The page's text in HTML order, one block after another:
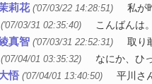
莉花 ('07/03/22 14:28:51) 私が
('07/03/31 02:35:40) こんばんは
真智 ('07/03/31 22:52:31) 取り
('07/04/01 03:35:32) なにか、ひ
悟 ('07/04/01 13:40:50) 平川さ